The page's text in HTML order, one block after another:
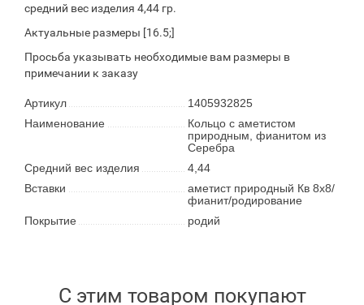
средний вес изделия 4,44 гр.
Актуальные размеры [16.5;]
Просьба указывать необходимые вам размеры в
примечании к заказу
Артикул
1405932825
Наименование
Кольцо с аметистом
природным, фианитом из
Серебра
Средний вес изделия
4,44
Вставки
аметист природный Кв 8х8/
фианит/родирование
Покрытие
родий
С этим товаром покупают